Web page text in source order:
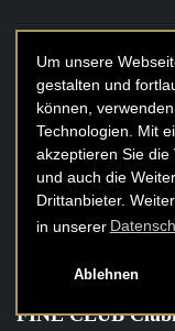
Um unsere
gestalten und
können,
Technologien. Mit
akzeptieren Sie die
und auch die
Drittanbieter.
in unserer
Ablehnen
29. Juli 2022|
Geheimrat J.
26. bis 27. Juli
Frankreich
|
Cesare" mit
FINE CLUB